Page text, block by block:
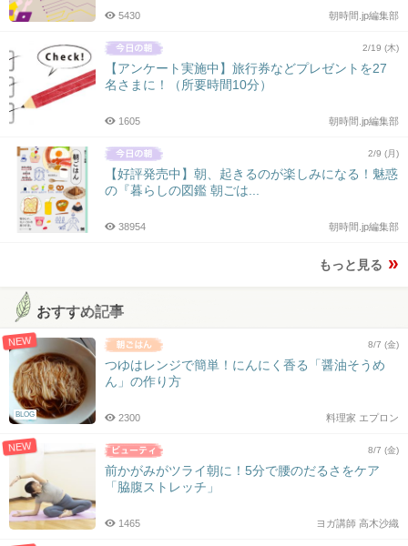
朝時間.jp編集部
5430
2/19 (木)
【アンケート実施中】旅行券などプレゼントを27
名さまに！（所要時間10分）
朝時間.jp編集部
1605
2/9 (月)
【好評発売中】朝、起きるのが楽しみになる！魅惑
の『暮らしの図鑑 朝ごは...
朝時間.jp編集部
38954
もっと見る
おすすめ記事
NEW
BLOG
8/7 (金)
つゆはレンジで簡単！にんにく香る「醤油そうめ
ん」の作り方
料理家 エプロン
2300
NEW 8/7 (金)
前かがみがツライ朝に！5分で腰のだるさをケア
「脇腹ストレッチ」
ヨガ講師 高木沙織
1465